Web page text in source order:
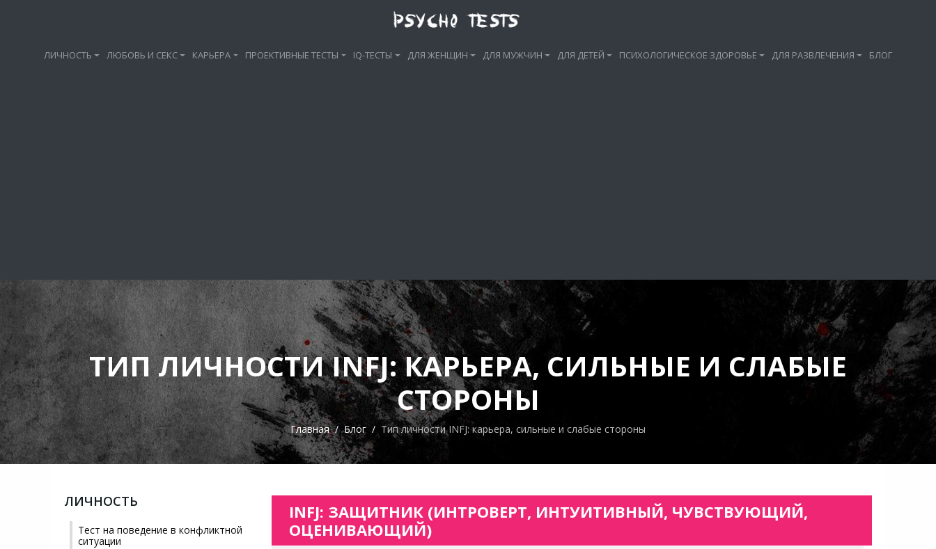
ЛИЧНОСТЬ ЛЮБОВЬ И СЕКС КАРЬЕРА ПРОЕКТИВНЫЕ ТЕСТЫ IQ-ТЕСТЫ ДЛЯ ЖЕНЩИН ДЛЯ МУЖЧИН ДЛЯ ДЕТЕЙ ПСИХОЛОГИЧЕСКОЕ ЗДОРОВЬЕ ДЛЯ РАЗВЛЕЧЕНИЯ БЛОГ
ТИП ЛИЧНОСТИ INFJ: КАРЬЕРА, СИЛЬНЫЕ И СЛАБЫЕ
СТОРОНЫ
Главная Блог Тип личности INFJ: карьера, сильные и слабые стороны
ЛИЧНОСТЬ
Тест на поведение в конфликтной
ситуации
INFJ: ЗАЩИТНИК (ИНТРОВЕРТ, ИНТУИТИВНЫЙ, ЧУВСТВУЮЩИЙ,
ОЦЕНИВАЮЩИЙ)